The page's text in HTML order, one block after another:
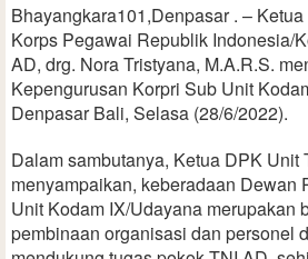
Bhayangkara101,Denpasar . –
Korps Pegawai Republik Indonesia/
AD, drg. Nora Tristyana, M.A.R.S.
Kepengurusan Korpri Sub Unit
Denpasar Bali, Selasa (28/6/2022).
Dalam sambutanya, Ketua DPK Unit
menyampaikan, keberadaan Dewan
Unit Kodam IX/Udayana merupakan
pembinaan organisasi dan personel